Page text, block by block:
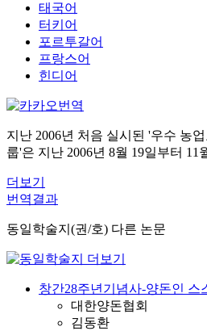
태국어
터키어
포르투갈어
프랑스어
힌디어
지난 2006년 처음 실시된 '우수 농
룹'은 지난 2006년 8월 19일부터
더보기
번역결과
동일학술지(권/호) 다른 논문
창간28주년기념사-양돈인 스
대한양돈협회
김동환